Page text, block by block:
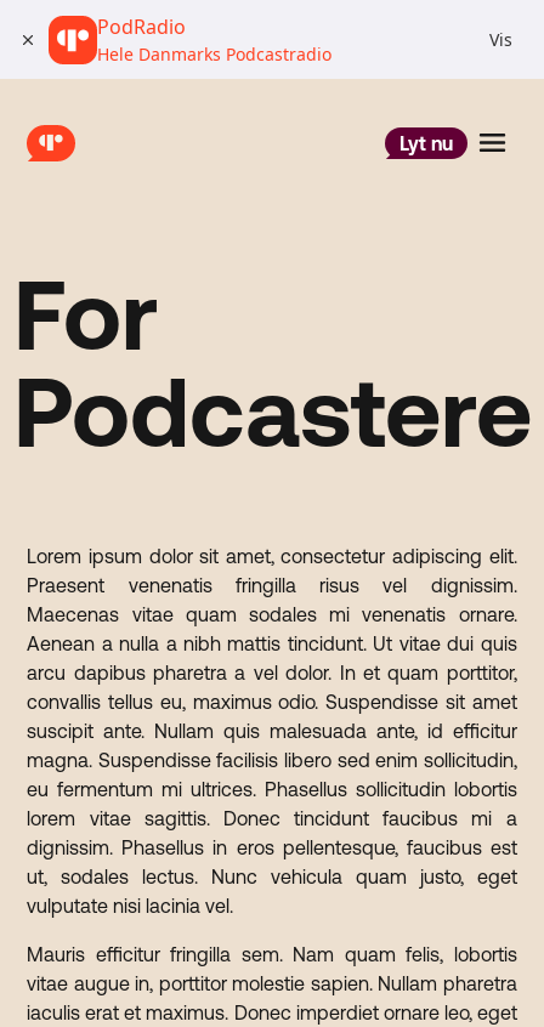
Lyt nu
For
Podcastere
Lorem ipsum dolor sit amet, consectetur adipiscing elit.
Praesent venenatis fringilla risus vel dignissim.
Maecenas vitae quam sodales mi venenatis ornare.
Aenean a nulla a nibh mattis tincidunt. Ut vitae dui quis
arcu dapibus pharetra a vel dolor. In et quam porttitor,
convallis tellus eu, maximus odio. Suspendisse sit amet
suscipit ante. Nullam quis malesuada ante, id efficitur
magna. Suspendisse facilisis libero sed enim sollicitudin,
eu fermentum mi ultrices. Phasellus sollicitudin lobortis
lorem vitae sagittis. Donec tincidunt faucibus mi a
dignissim. Phasellus in eros pellentesque, faucibus est
ut, sodales lectus. Nunc vehicula quam justo, eget
vulputate nisi lacinia vel.
Mauris efficitur fringilla sem. Nam quam felis, lobortis
vitae augue in, porttitor molestie sapien. Nullam pharetra
iaculis erat et maximus. Donec imperdiet ornare leo, eget
PodRadio
Hele Danmarks Podcastradio
Vis